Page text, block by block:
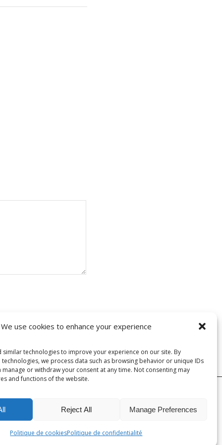
We use cookies to enhance your experience
similar technologies to improve your experience on our site. By
we process data such as browsing behavior or unique IDs
manage or withdraw your consent at any time. Not consenting may
and functions of the website.
Reject All Manage Preferences
Politique de cookiesPolitique de confidentialité
données de vos
le harcèlement